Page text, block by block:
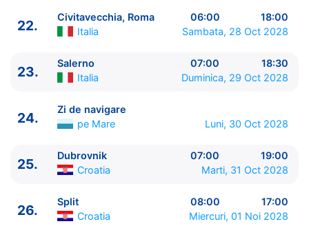
22.
Civitavecchia, Roma 06:00
18:00
Italia
Sambata, 28 Oct 2028
23.
Salerno 07:00
18:30
Italia
Duminica, 29 Oct 2028
24.
Zi de navigare
pe Mare
Luni, 30 Oct 2028
25.
Dubrovnik 07:00
19:00
Croatia
Marti, 31 Oct 2028
26.
Split 08:00
17:00
Croatia
Miercuri, 01 Noi 2028